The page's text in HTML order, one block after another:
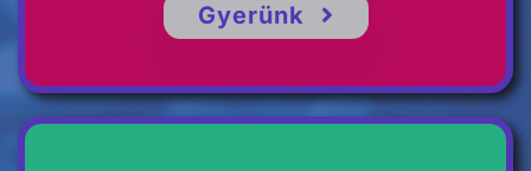
Gyerünk